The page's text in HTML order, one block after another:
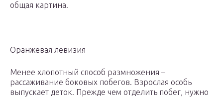
общая картина.
Оранжевая левизия
Менее хлопотный способ размножения –
рассаживание боковых побегов. Взрослая особь
выпускает деток. Прежде чем отделить побег, нужно